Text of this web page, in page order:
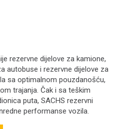
rezervne dijelove za kamione,
autobuse i rezervne dijelove za
sa optimalnom pouzdanošću,
trajanja. Čak i sa teškim
puta, SACHS rezervni
performanse vozila.